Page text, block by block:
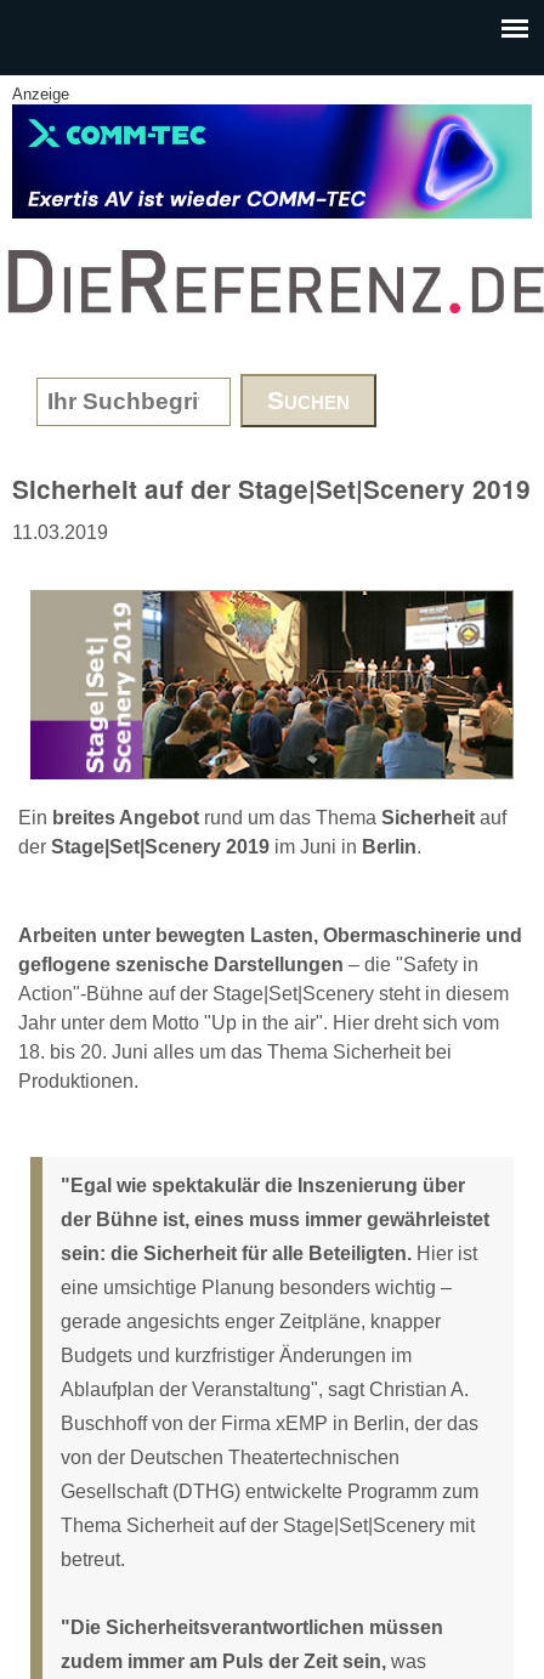
Anzeige
www.DieReferenz.de
Search form
Sicherheit auf der Stage|Set|Scenery 2019
11.03.2019
Ein breites Angebot rund um das Thema Sicherheit auf
der Stage|Set|Scenery 2019 im Juni in Berlin.
Arbeiten unter bewegten Lasten, Obermaschinerie und
geflogene szenische Darstellungen – die "Safety in
Action"-Bühne auf der Stage|Set|Scenery steht in diesem
Jahr unter dem Motto "Up in the air". Hier dreht sich vom
18. bis 20. Juni alles um das Thema Sicherheit bei
Produktionen.
"Egal wie spektakulär die Inszenierung über
der Bühne ist, eines muss immer gewährleistet
sein: die Sicherheit für alle Beteiligten. Hier ist
eine umsichtige Planung besonders wichtig –
gerade angesichts enger Zeitpläne, knapper
Budgets und kurzfristiger Änderungen im
Ablaufplan der Veranstaltung", sagt Christian A.
Buschhoff von der Firma xEMP in Berlin, der das
von der Deutschen Theatertechnischen
Gesellschaft (DTHG) entwickelte Programm zum
Thema Sicherheit auf der Stage|Set|Scenery mit
betreut.
"Die Sicherheitsverantwortlichen müssen
zudem immer am Puls der Zeit sein, was